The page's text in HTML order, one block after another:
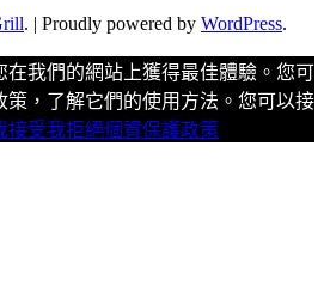
. | Proudly powered by WordPress.
在我們的網站上獲得最佳體驗。您可
策，了解它們的使用方法。您可以接
接受我拒絕個資保護政策